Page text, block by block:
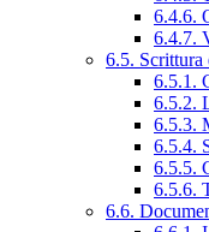
6.4.6.
6.4.7.
6.5. Scrittura
6.5.1.
6.5.2.
6.5.3.
6.5.4.
6.5.5.
6.5.6.
6.6.